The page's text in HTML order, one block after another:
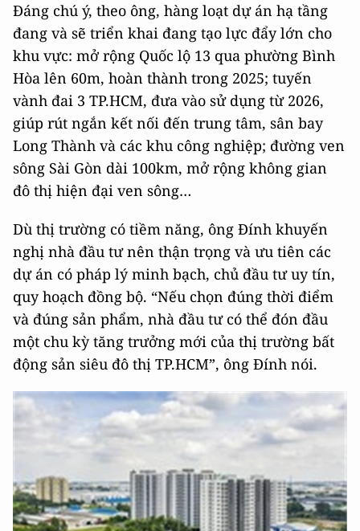
Đáng chú ý, theo ông, hàng loạt dự án hạ tầng
đang và sẽ triển khai đang tạo lực đẩy lớn cho
khu vực: mở rộng Quốc lộ 13 qua phường Bình
Hòa lên 60m, hoàn thành trong 2025; tuyến
vành đai 3 TP.HCM, đưa vào sử dụng từ 2026,
giúp rút ngắn kết nối đến trung tâm, sân bay
Long Thành và các khu công nghiệp; đường ven
sông Sài Gòn dài 100km, mở rộng không gian
đô thị hiện đại ven sông…
Dù thị trường có tiềm năng, ông Đính khuyến
nghị nhà đầu tư nên thận trọng và ưu tiên các
dự án có pháp lý minh bạch, chủ đầu tư uy tín,
quy hoạch đồng bộ. “Nếu chọn đúng thời điểm
và đúng sản phẩm, nhà đầu tư có thể đón đầu
một chu kỳ tăng trưởng mới của thị trường bất
động sản siêu đô thị TP.HCM”, ông Đính nói.